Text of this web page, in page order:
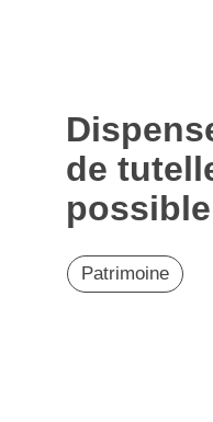
de
Patrimoine